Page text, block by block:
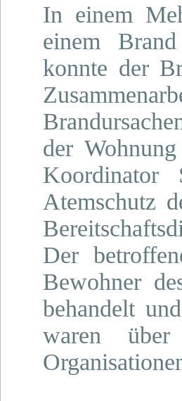
In einem
einem
konnte der
der
Koordinator
Atemschutz
Der
Bewohner
behandelt
waren